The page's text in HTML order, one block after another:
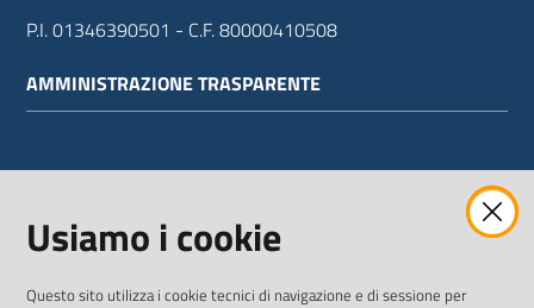
P.I. 01346390501 - C.F. 80000410508
AMMINISTRAZIONE TRASPARENTE
Usiamo i cookie
Questo sito utilizza i cookie tecnici di navigazione e di sessione per